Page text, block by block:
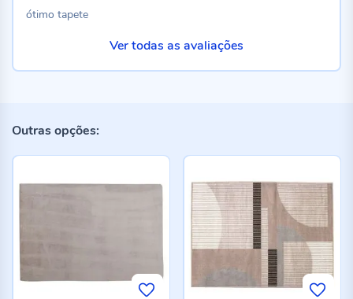
ótimo tapete
Ver todas as avaliações
Outras opções: